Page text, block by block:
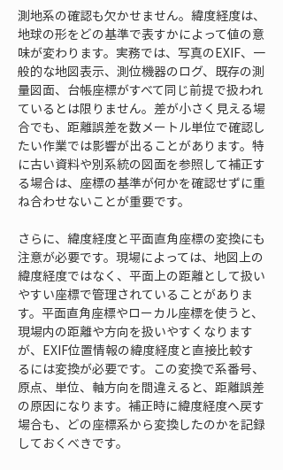
測地系の確認も欠かせません。緯度経度は、
地球の形をどの基準で表すかによって値の意
味が変わります。実務では、写真のEXIF、一
般的な地図表示、測位機器のログ、既存の測
量図面、台帳座標がすべて同じ前提で扱われ
ているとは限りません。差が小さく見える場
合でも、距離誤差を数メートル単位で確認し
たい作業では影響が出ることがあります。特
に古い資料や別系統の図面を参照して補正す
る場合は、座標の基準が何かを確認せずに重
ね合わせないことが重要です。
さらに、緯度経度と平面直角座標の変換にも
注意が必要です。現場によっては、地図上の
緯度経度ではなく、平面上の距離として扱い
やすい座標で管理されていることがありま
す。平面直角座標やローカル座標を使うと、
現場内の距離や方向を扱いやすくなります
が、EXIF位置情報の緯度経度と直接比較す
るには変換が必要です。この変換で系番号、
原点、単位、軸方向を間違えると、距離誤差
の原因になります。補正時に緯度経度へ戻す
場合も、どの座標系から変換したのかを記録
しておくべきです。